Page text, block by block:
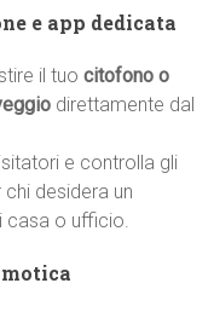
e app dedicata
il tuocitofono o
direttamente dal
e controlla gli
desidera un
casa o ufficio.